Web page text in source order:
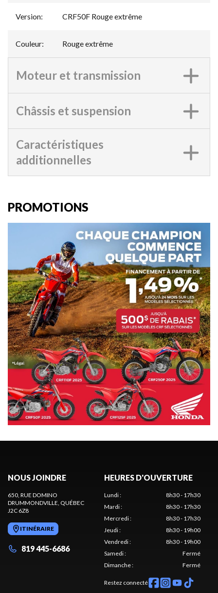
Version: CRF50F Rouge extrême
Couleur: Rouge extrême
Moteur et transmission
Châssis et suspension
Caractéristiques
additionnelles
PROMOTIONS
NOUS JOINDRE
650, RUE DOMINO
DRUMMONDVILLE, QUÉBEC
J2C 6Z8
ITINÉRAIRE
819 445-6686
HEURES D'OUVERTURE
Lundi:
8h30 - 17h30
Mardi:
8h30 - 17h30
Mercredi:
8h30 - 17h30
Jeudi:
8h30 - 19h00
Vendredi:
8h30 - 19h00
Samedi:
Fermé
Dimanche: Fermé
Restez connecté